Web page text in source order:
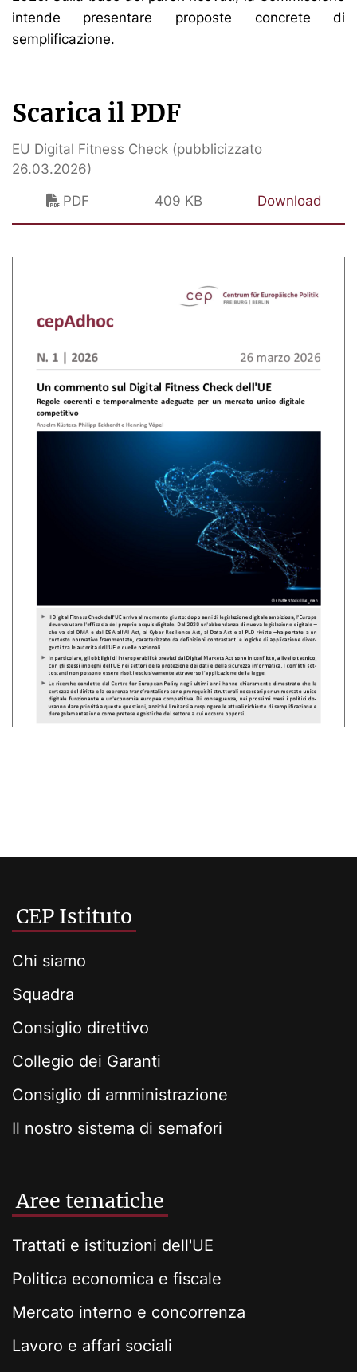
intende presentare proposte concrete di
semplificazione.
Scarica il PDF
EU Digital Fitness Check (pubblicizzato
26.03.2026)
PDF
409 KB Download
CEP Istituto
Chi siamo
Squadra
Consiglio direttivo
Collegio dei Garanti
Consiglio di amministrazione
Il nostro sistema di semafori
Aree tematiche
Trattati e istituzioni dell'UE
Politica economica e fiscale
Mercato interno e concorrenza
Lavoro e affari sociali